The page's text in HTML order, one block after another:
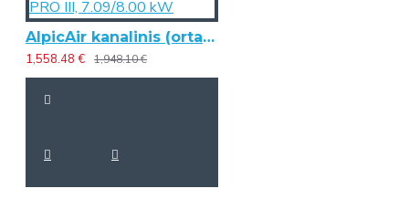
AlpicAir kanalinis (ortakinis) oro kondicionierius PRO III, 7.09/8.00 kW
1,558.48 € 1,948.10 €